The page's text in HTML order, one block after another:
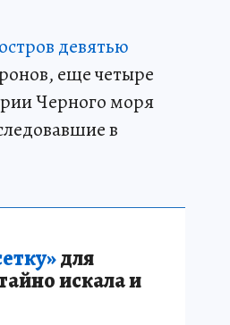
девятью
еще четыре
Черного моря
в
для
искала и